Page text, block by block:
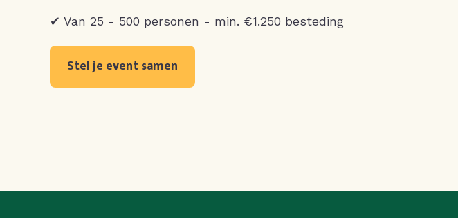
✔ Van 25 - 500 personen - min. €1.250 besteding
Stel je event samen